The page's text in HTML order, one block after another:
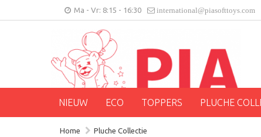
Ma - Vr: 8:15 - 16:30 international@piasofttoys.com
NIEUW ECO TOPPERS PLUCHE
Home Pluche Collectie